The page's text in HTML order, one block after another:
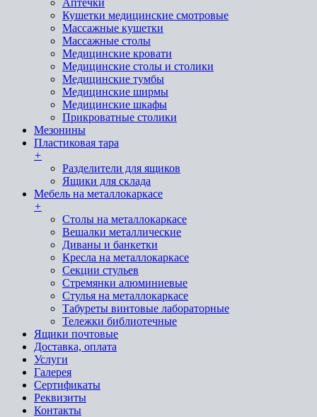
Аптечки
Кушетки медицинские смотровые
Массажные кушетки
Массажные столы
Медицинские кровати
Медицинские столы и столики
Медицинские тумбы
Медицинские ширмы
Медицинские шкафы
Прикроватные столики
Мезонины
Пластиковая тара
+
Разделители для ящиков
Ящики для склада
Мебель на металлокаркасе
+
Cтолы на металлокаркасе
Вешалки металлические
Диваны и банкетки
Кресла на металлокаркасе
Секции стульев
Стремянки алюминиевые
Стулья на металлокаркасе
Табуреты винтовые лабораторные
Тележки библиотечные
Ящики почтовые
Доставка, оплата
Услуги
Галерея
Сертификаты
Реквизиты
Контакты